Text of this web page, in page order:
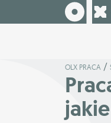
OLX PRACA /